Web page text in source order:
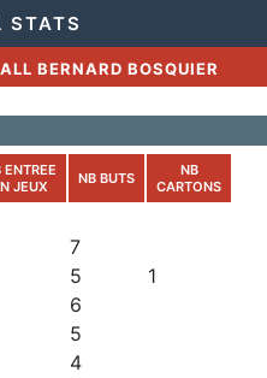
STATS
BERNARD BOSQUIER
ENTREE
JEUX
NB BUTS
NB
CARTONS
7
5
1
6
5
4